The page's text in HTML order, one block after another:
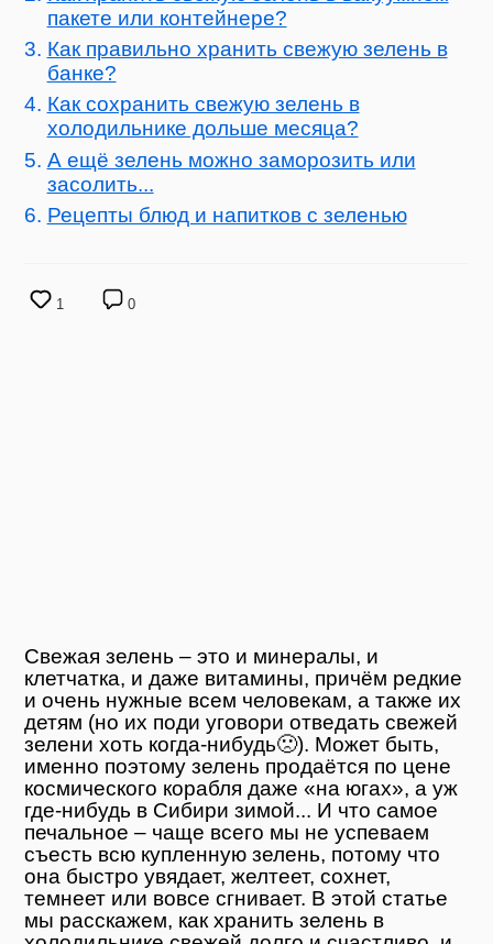
пакете или контейнере?
Как правильно хранить свежую зелень в
банке?
Как сохранить свежую зелень в
холодильнике дольше месяца?
А ещё зелень можно заморозить или
засолить...
Рецепты блюд и напитков с зеленью
1 0
Свежая зелень – это и минералы, и
клетчатка, и даже витамины, причём редкие
и очень нужные всем человекам, а также их
детям (но их поди уговори отведать свежей
зелени хоть когда-нибудь🙁). Может быть,
именно поэтому зелень продаётся по цене
космического корабля даже «на югах», а уж
где-нибудь в Сибири зимой... И что самое
печальное – чаще всего мы не успеваем
съесть всю купленную зелень, потому что
она быстро увядает, желтеет, сохнет,
темнеет или вовсе сгнивает. В этой статье
мы расскажем, как хранить зелень в